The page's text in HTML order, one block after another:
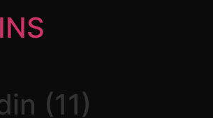
(11)